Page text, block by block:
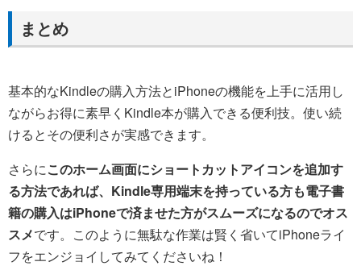
まとめ
基本的なKindleの購入方法とiPhoneの機能を上手に活用し
ながらお得に素早くKindle本が購入できる便利技。使い続
けるとその便利さが実感できます。
さらにこのホーム画面にショートカットアイコンを追加す
る方法であれば、Kindle専用端末を持っている方も電子書
籍の購入はiPhoneで済ませた方がスムーズになるのでオス
スメです。このように無駄な作業は賢く省いてiPhoneライ
フをエンジョイしてみてくださいね！